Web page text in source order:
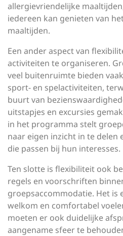
allergievriendelijke
iedereen kan genieten van
maaltijden.
Een ander aspect van
activiteiten te organiseren.
veel buitenruimte bieden
sport- en spelactiviteiten,
buurt van
uitstapjes en excursies
in het programma stelt
naar eigen inzicht in te delen
die passen bij hun interesses.
Ten slotte is flexibiliteit ook
regels en voorschriften
groepsaccommodatie. Het is
welkom en comfortabel
moeten er ook duidelijke
aangename sfeer te